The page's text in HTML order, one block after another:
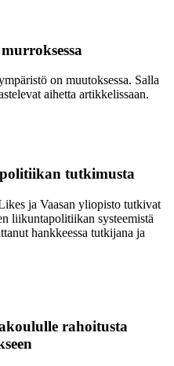
on muutoksessa. Salla
aihetta artikkelissaan.
tutkimusta
ja Vaasan yliopisto tutkivat
liikuntapolitiikan systeemistä
hankkeessa tutkijana ja
rahoitusta